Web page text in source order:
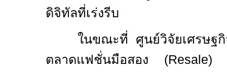
ดิจิทัลที่เร่งรีบ
ในขณะที่ ศูนย์วิจัยเศรษฐ
ตลาดแฟชั่นมือสอง (